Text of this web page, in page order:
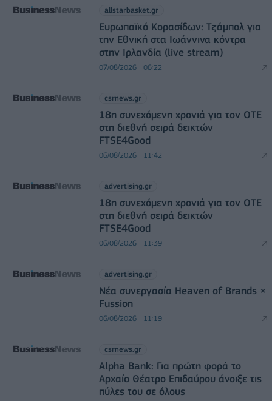
allstarbasket.gr
Ευρωπαϊκό Κορασίδων: Τζάμπολ για
την Εθνική στα Ιωάννινα κόντρα
στην Ιρλανδία (live stream)
07/08/2026 - 06:22
csrnews.gr
18η συνεχόμενη χρονιά για τον ΟΤΕ
στη διεθνή σειρά δεικτών
FTSE4Good
06/08/2026 - 11:42
advertising.gr
18η συνεχόμενη χρονιά για τον ΟΤΕ
στη διεθνή σειρά δεικτών
FTSE4Good
06/08/2026 - 11:39
advertising.gr
Νέα συνεργασία Heaven of Brands ×
Fussion
06/08/2026 - 11:19
csrnews.gr
Alpha Bank: Για πρώτη φορά το
Αρχαίο Θέατρο Επιδαύρου άνοιξε τις
πύλες του σε όλους